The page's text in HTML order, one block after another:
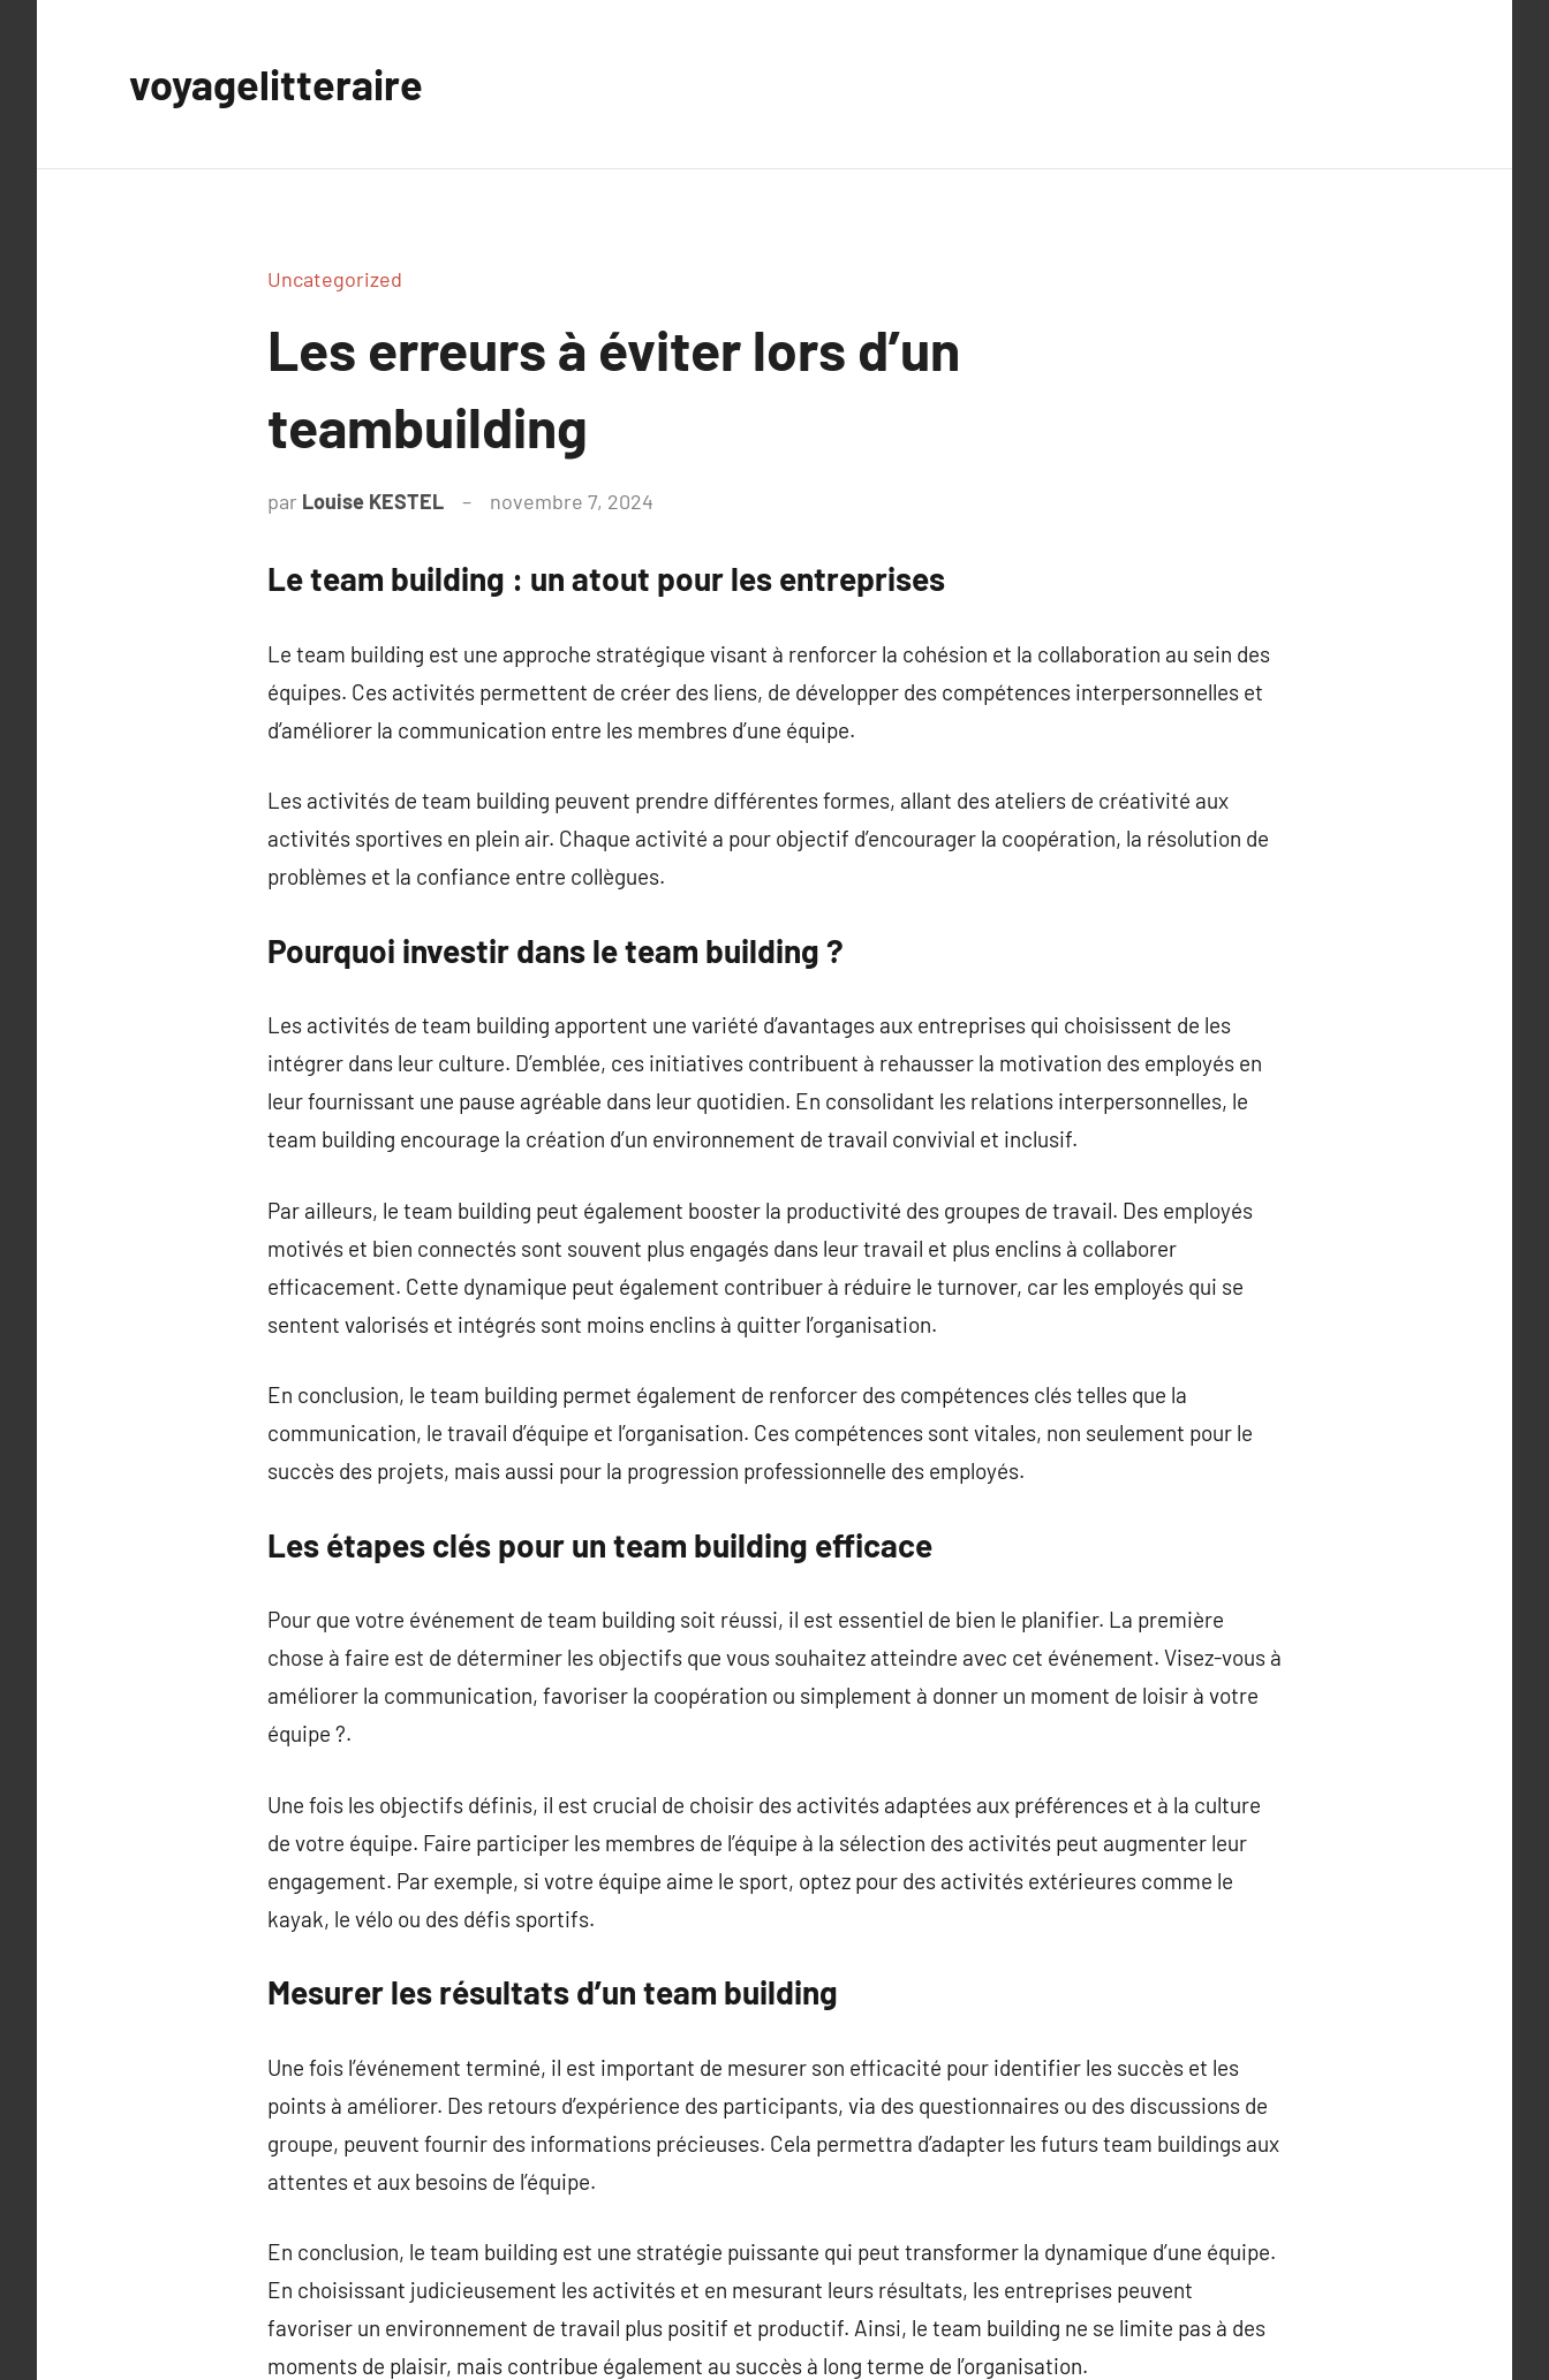
voyagelitteraire
Uncategorized
Les erreurs à éviter lors d’un
teambuilding
par Louise KESTEL novembre 7, 2024
Le team building : un atout pour les entreprises
Le team building est une approche stratégique visant à renforcer la cohésion et la collaboration au sein des
équipes. Ces activités permettent de créer des liens, de développer des compétences interpersonnelles et
d’améliorer la communication entre les membres d’une équipe.
Les activités de team building peuvent prendre différentes formes, allant des ateliers de créativité aux
activités sportives en plein air. Chaque activité a pour objectif d’encourager la coopération, la résolution de
problèmes et la confiance entre collègues.
Pourquoi investir dans le team building ?
Les activités de team building apportent une variété d’avantages aux entreprises qui choisissent de les
intégrer dans leur culture. D’emblée, ces initiatives contribuent à rehausser la motivation des employés en
leur fournissant une pause agréable dans leur quotidien. En consolidant les relations interpersonnelles, le
team building encourage la création d’un environnement de travail convivial et inclusif.
Par ailleurs, le team building peut également booster la productivité des groupes de travail. Des employés
motivés et bien connectés sont souvent plus engagés dans leur travail et plus enclins à collaborer
efficacement. Cette dynamique peut également contribuer à réduire le turnover, car les employés qui se
sentent valorisés et intégrés sont moins enclins à quitter l’organisation.
En conclusion, le team building permet également de renforcer des compétences clés telles que la
communication, le travail d’équipe et l’organisation. Ces compétences sont vitales, non seulement pour le
succès des projets, mais aussi pour la progression professionnelle des employés.
Les étapes clés pour un team building efficace
Pour que votre événement de team building soit réussi, il est essentiel de bien le planifier. La première
chose à faire est de déterminer les objectifs que vous souhaitez atteindre avec cet événement. Visez-vous à
améliorer la communication, favoriser la coopération ou simplement à donner un moment de loisir à votre
équipe ?.
Une fois les objectifs définis, il est crucial de choisir des activités adaptées aux préférences et à la culture
de votre équipe. Faire participer les membres de l’équipe à la sélection des activités peut augmenter leur
engagement. Par exemple, si votre équipe aime le sport, optez pour des activités extérieures comme le
kayak, le vélo ou des défis sportifs.
Mesurer les résultats d’un team building
Une fois l’événement terminé, il est important de mesurer son efficacité pour identifier les succès et les
points à améliorer. Des retours d’expérience des participants, via des questionnaires ou des discussions de
groupe, peuvent fournir des informations précieuses. Cela permettra d’adapter les futurs team buildings aux
attentes et aux besoins de l’équipe.
En conclusion, le team building est une stratégie puissante qui peut transformer la dynamique d’une équipe.
En choisissant judicieusement les activités et en mesurant leurs résultats, les entreprises peuvent
favoriser un environnement de travail plus positif et productif. Ainsi, le team building ne se limite pas à des
moments de plaisir, mais contribue également au succès à long terme de l’organisation.